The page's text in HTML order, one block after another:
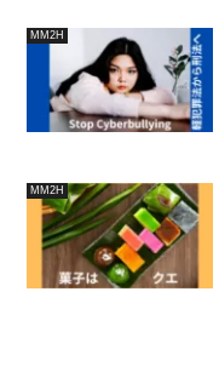
MM2H
MM2H